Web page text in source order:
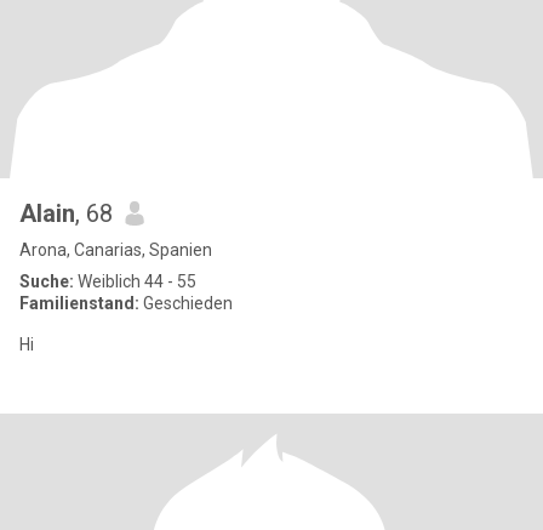
Alain, 68
Arona, Canarias, Spanien
Suche: Weiblich 44 - 55
Familienstand: Geschieden
Hi